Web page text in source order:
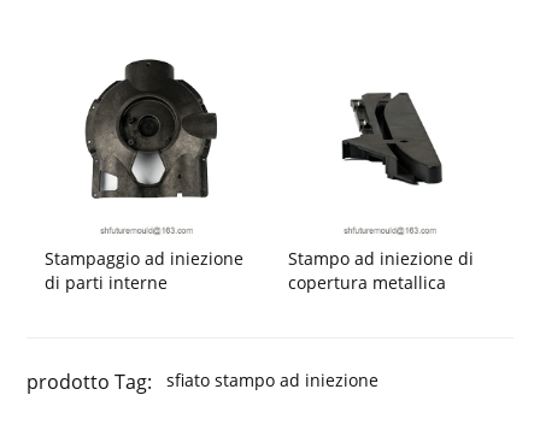
Stampaggio ad iniezione
di parti interne
Stampo ad iniezione di
copertura metallica
prodotto Tag: sfiato stampo ad iniezione